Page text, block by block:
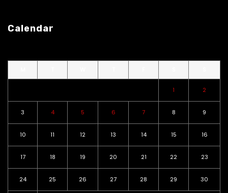
Calendar
1 2
3 4 5 6 7 8 9
10 11 12 13 14 15 16
17 18 19 20 21 22 23
24 25 26 27 28 29 30